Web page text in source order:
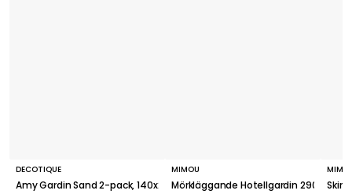
DECOTIQUE
Amy Gardin Sand 2-pack, 140x250 cm
MIMOU
Mörkläggande Hotellgardin 290x250
Skir